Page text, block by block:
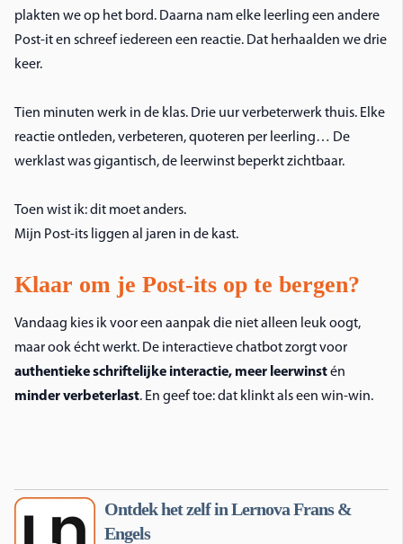
plakten we op het bord. Daarna nam elke leerling een andere
Post-it en schreef iedereen een reactie. Dat herhaalden we drie
keer.
Tien minuten werk in de klas. Drie uur verbeterwerk thuis. Elke
reactie ontleden, verbeteren, quoteren per leerling… De
werklast was gigantisch, de leerwinst beperkt zichtbaar.
Toen wist ik: dit moet anders.
Mijn Post-its liggen al jaren in de kast.
Klaar om je Post-its op te bergen?
Vandaag kies ik voor een aanpak die niet alleen leuk oogt,
maar ook écht werkt. De interactieve chatbot zorgt voor
authentieke schriftelijke interactie, meer leerwinstén
minder verbeterlast. En geef toe: dat klinkt als een win-win.
Ontdek het zelf in Lernova Frans &
Engels